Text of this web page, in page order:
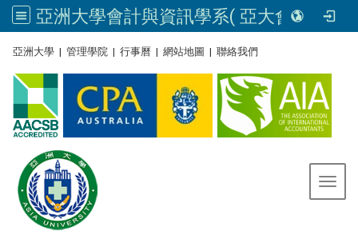
亞洲大學會計與資訊學系( 亞大會資系官網) | Asia University, Taiwan
亞洲大學 | 管理學院 | 行事曆 | 網站地圖 | 聯絡我們